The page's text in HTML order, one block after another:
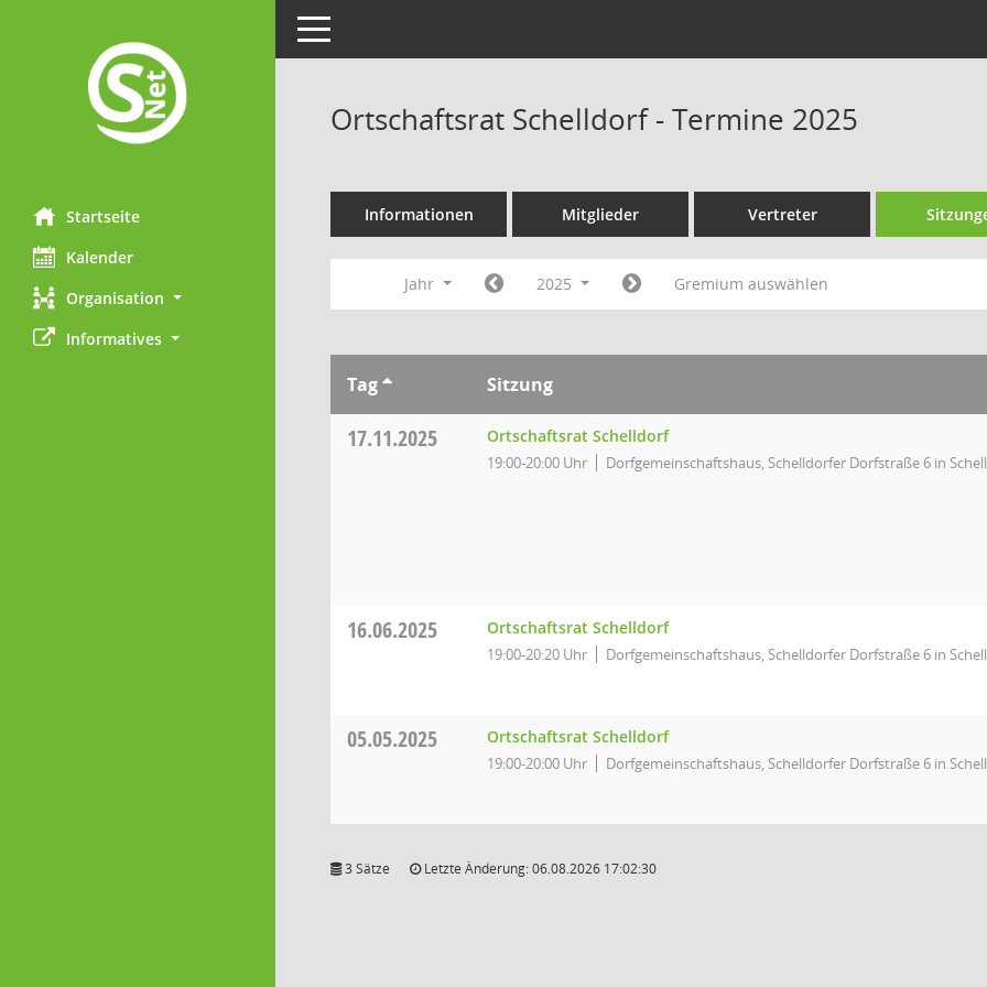
Startseite
Kalender
Organisation
Informatives
Toggle navigation
Ortschaftsrat Schelldorf - Termine 2025
Informationen Mitglieder Vertreter
Jahr 2025 Gremium auswählen
Tag Sitzung
17.11.2025 Ortschaftsrat Schelldorf
19:00-20:00 Uhr Dorfgemeinschaftshaus, Schelldorfer Dorfstraße 6 in
16.06.2025 Ortschaftsrat Schelldorf
19:00-20:20 Uhr Dorfgemeinschaftshaus, Schelldorfer Dorfstraße 6 in
05.05.2025 Ortschaftsrat Schelldorf
19:00-20:00 Uhr Dorfgemeinschaftshaus, Schelldorfer Dorfstraße 6 in
3 Sätze Letzte Änderung: 06.08.2026 17:02:30